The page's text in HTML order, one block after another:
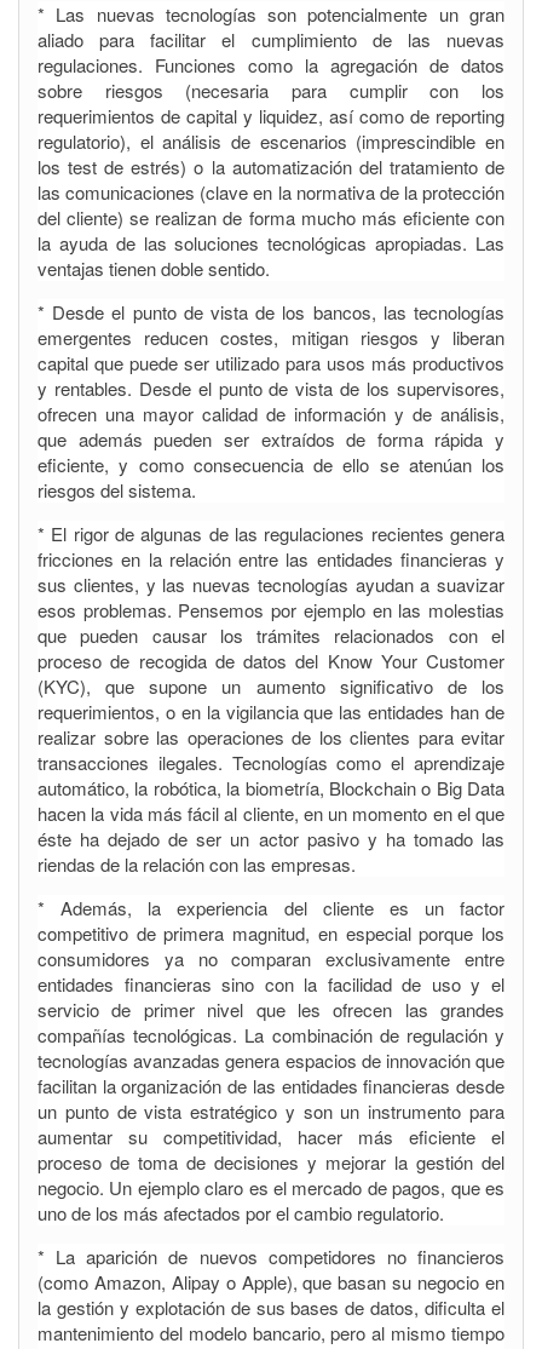
* Las nuevas tecnologías son potencialmente un gran
aliado para facilitar el cumplimiento de las nuevas
regulaciones. Funciones como la agregación de datos
sobre riesgos (necesaria para cumplir con los
requerimientos de capital y liquidez, así como de reporting
regulatorio), el análisis de escenarios (imprescindible en
los test de estrés) o la automatización del tratamiento de
las comunicaciones (clave en la normativa de la protección
del cliente) se realizan de forma mucho más eficiente con
la ayuda de las soluciones tecnológicas apropiadas. Las
ventajas tienen doble sentido.
* Desde el punto de vista de los bancos, las tecnologías
emergentes reducen costes, mitigan riesgos y liberan
capital que puede ser utilizado para usos más productivos
y rentables. Desde el punto de vista de los supervisores,
ofrecen una mayor calidad de información y de análisis,
que además pueden ser extraídos de forma rápida y
eficiente, y como consecuencia de ello se atenúan los
riesgos del sistema.
* El rigor de algunas de las regulaciones recientes genera
fricciones en la relación entre las entidades financieras y
sus clientes, y las nuevas tecnologías ayudan a suavizar
esos problemas. Pensemos por ejemplo en las molestias
que pueden causar los trámites relacionados con el
proceso de recogida de datos del Know Your Customer
(KYC), que supone un aumento significativo de los
requerimientos, o en la vigilancia que las entidades han de
realizar sobre las operaciones de los clientes para evitar
transacciones ilegales. Tecnologías como el aprendizaje
automático, la robótica, la biometría, Blockchain o Big Data
hacen la vida más fácil al cliente, en un momento en el que
éste ha dejado de ser un actor pasivo y ha tomado las
riendas de la relación con las empresas.
* Además, la experiencia del cliente es un factor
competitivo de primera magnitud, en especial porque los
consumidores ya no comparan exclusivamente entre
entidades financieras sino con la facilidad de uso y el
servicio de primer nivel que les ofrecen las grandes
compañías tecnológicas. La combinación de regulación y
tecnologías avanzadas genera espacios de innovación que
facilitan la organización de las entidades financieras desde
un punto de vista estratégico y son un instrumento para
aumentar su competitividad, hacer más eficiente el
proceso de toma de decisiones y mejorar la gestión del
negocio. Un ejemplo claro es el mercado de pagos, que es
uno de los más afectados por el cambio regulatorio.
* La aparición de nuevos competidores no financieros
(como Amazon, Alipay o Apple), que basan su negocio en
la gestión y explotación de sus bases de datos, dificulta el
mantenimiento del modelo bancario, pero al mismo tiempo